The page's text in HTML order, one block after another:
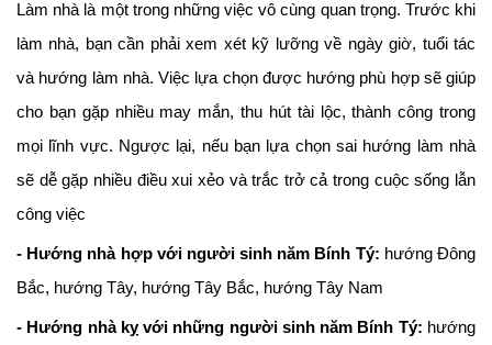
Làm nhà là một trong những việc vô cùng quan trọng. Trước khi
làm nhà, bạn cần phải xem xét kỹ lưỡng về ngày giờ, tuổi tác
và hướng làm nhà. Việc lựa chọn được hướng phù hợp sẽ giúp
cho bạn gặp nhiều may mắn, thu hút tài lộc, thành công trong
mọi lĩnh vực. Ngược lại, nếu bạn lựa chọn sai hướng làm nhà
sẽ dễ gặp nhiều điều xui xẻo và trắc trở cả trong cuộc sống lẫn
công việc
- Hướng nhà hợp với người sinh năm Bính Tý: hướng Đông
Bắc, hướng Tây, hướng Tây Bắc, hướng Tây Nam
- Hướng nhà kỵ với những người sinh năm Bính Tý: hướng